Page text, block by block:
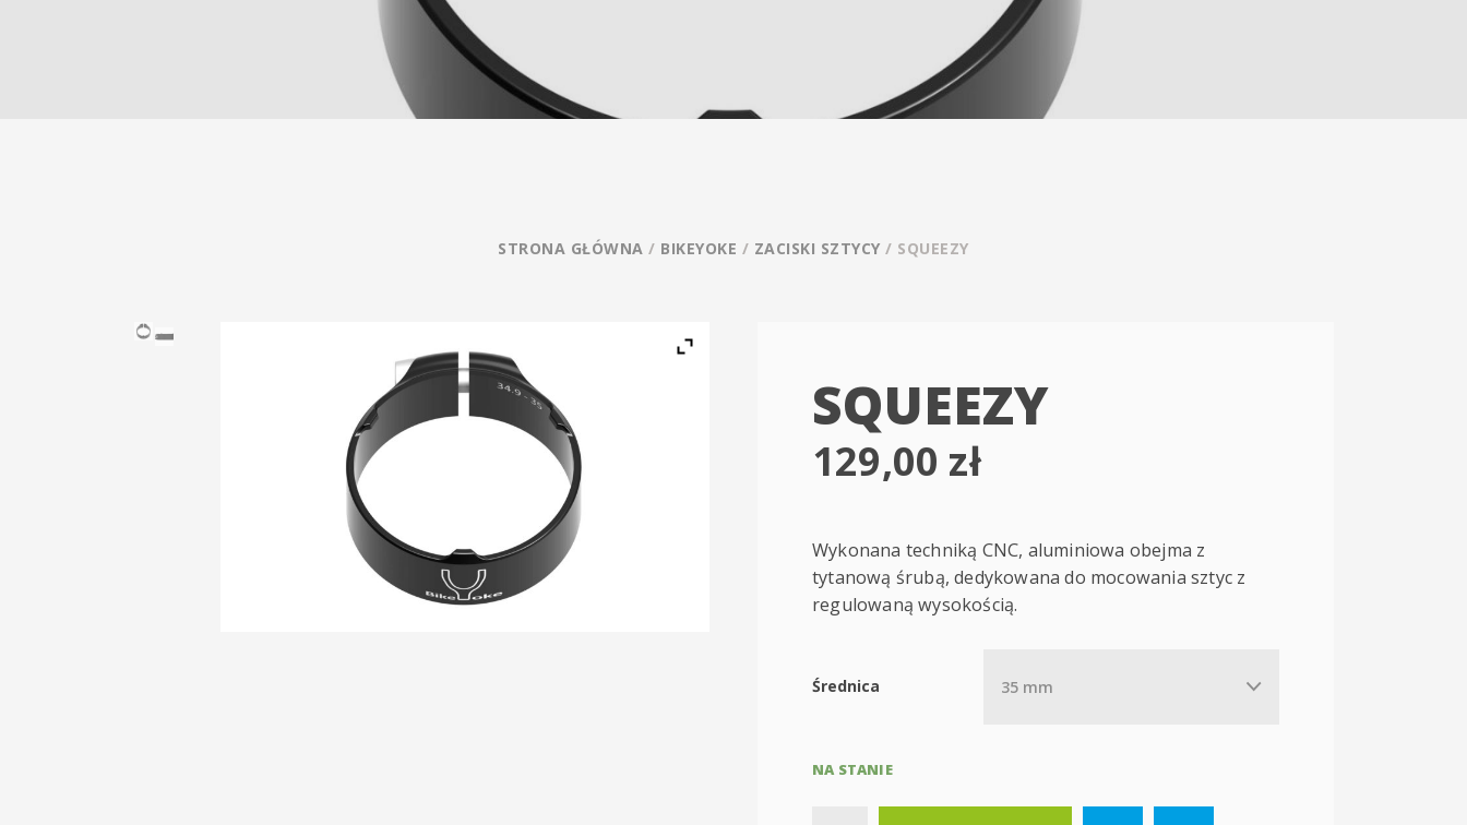
STRONA GŁÓWNA / BIKEYOKE / ZACISKI SZTYCY / SQUEEZY
SQUEEZY
129,00 zł
Wykonana techniką CNC, aluminiowa obejma z
tytanową śrubą, dedykowana do mocowania sztyc z
regulowaną wysokością.
Średnica 35 mm
NA STANIE